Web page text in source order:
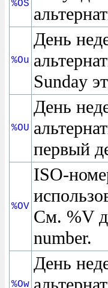
%OS
%Ou
День
Sunday
%OU
День
первый
%OV
ISO-
См. %V
number.
%Ow
День